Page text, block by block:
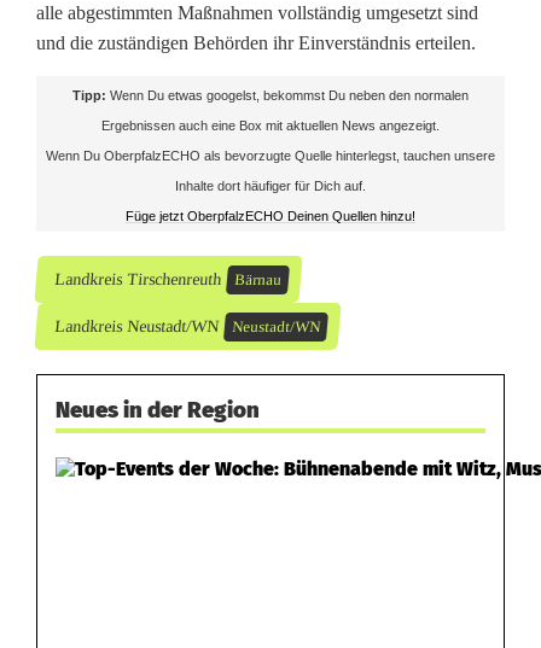
alle abgestimmten Maßnahmen vollständig umgesetzt sind
und die zuständigen Behörden ihr Einverständnis erteilen.
Tipp: Wenn Du etwas googelst, bekommst Du neben den normalen
Ergebnissen auch eine Box mit aktuellen News angezeigt.
Wenn Du OberpfalzECHO als bevorzugte Quelle hinterlegst, tauchen unsere
Inhalte dort häufiger für Dich auf.
Füge jetzt OberpfalzECHO Deinen Quellen hinzu!
Landkreis Tirschenreuth Bärnau
Landkreis Neustadt/WN Neustadt/WN
Neues in der Region